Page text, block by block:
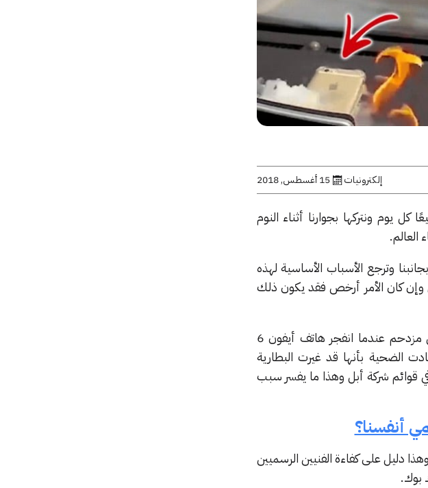
إلكترونيات 15 أغسطس, 2018
يوم ونتركها بجوارنا أثناء النوم
وترجع الأسباب الأساسية لهذه
وإن كان الأمر أرخص فقد يكون ذلك
اضطرت سيدة من شنغهاي بالصين إلى إيقاف سيارتها على جانب طريق مزدحم عندما انفجر هاتف أيفون 6
الضحية بأنها قد غيرت البطارية
قوائم شركة أبل وهذا ما يفسر سبب
أنفسنا؟
إصلاح عادي وهذا دليل على كفاءة الفنيين الرسميين
بوك.